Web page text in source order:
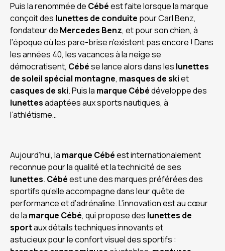
Puis la renommée de Cébéest faite lorsque la marque
conçoit des lunettes de conduite pour Carl Benz,
fondateur de Mercedes Benz, et pour son chien, à
l’époque où les pare-brise n’existent pas encore ! Dans
les années 40, les vacances à la neige se
démocratisent, Cébése lance alors dans les lunettes
de soleil spécial montagne, masques de skiet
casques de ski. Puis la marque Cébédéveloppe des
lunettesadaptées aux sports nautiques, à
l’athlétisme…
Aujourd’hui, la marque Cébéest internationalement
reconnue pour la qualité et la technicité de ses
lunettes. Cébéest une des marques préférées des
sportifs qu’elle accompagne dans leur quête de
performance et d’adrénaline. L’innovation est au cœur
de la marque Cébé, qui propose des lunettes de
sportaux détails techniques innovants et
astucieux pour le confort visuel des sportifs :